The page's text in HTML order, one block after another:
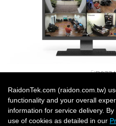
「
RaidonTek.com (raidon.com.tw)
functionality and your overall
information for service delivery.
use of cookies as detailed in our